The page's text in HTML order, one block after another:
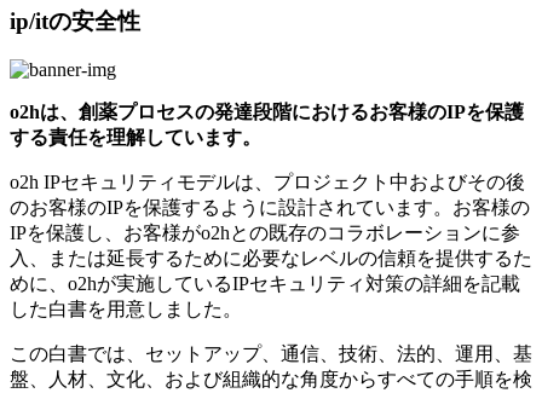
ip/itの安全性
o2hは、創薬プロセスの発達段階におけるお客様のIPを保護
する責任を理解しています。
o2h IPセキュリティモデルは、プロジェクト中およびその後
のお客様のIPを保護するように設計されています。お客様の
IPを保護し、お客様がo2hとの既存のコラボレーションに参
入、または延長するために必要なレベルの信頼を提供するた
めに、o2hが実施しているIPセキュリティ対策の詳細を記載
した白書を用意しました。
この白書では、セットアップ、通信、技術、法的、運用、基
盤、人材、文化、および組織的な角度からすべての手順を検